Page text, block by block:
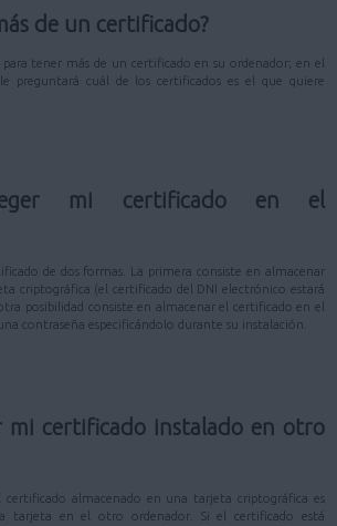
de un certificado?
tener más de un certificado en su ordenador; en el
preguntará cuál de los certificados es el que quiere
mi certificado en el
de dos formas. La primera consiste en almacenar
criptográfica (el certificado del DNI electrónico estará
posibilidad consiste en almacenar el certificado en el
contraseña especificándolo durante su instalación.
mi certificado instalado en otro
certificado almacenado en una tarjeta criptográfica es
tarjeta en el otro ordenador. Si el certificado está